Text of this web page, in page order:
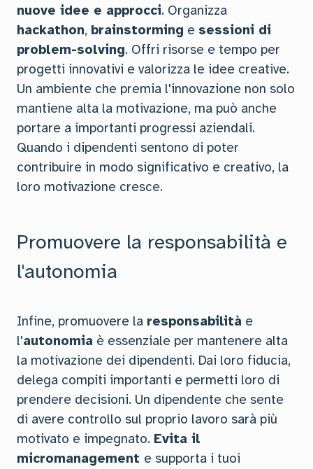
nuove idee e approcci. Organizza
hackathon, brainstorming e sessioni di
problem-solving. Offri risorse e tempo per
progetti innovativi e valorizza le idee creative.
Un ambiente che premia l'innovazione non solo
mantiene alta la motivazione, ma può anche
portare a importanti progressi aziendali.
Quando i dipendenti sentono di poter
contribuire in modo significativo e creativo, la
loro motivazione cresce.
Promuovere la responsabilità e
l'autonomia
Infine, promuovere la responsabilità e
l'autonomia è essenziale per mantenere alta
la motivazione dei dipendenti. Dai loro fiducia,
delega compiti importanti e permetti loro di
prendere decisioni. Un dipendente che sente
di avere controllo sul proprio lavoro sarà più
motivato e impegnato. Evita il
micromanagement e supporta i tuoi